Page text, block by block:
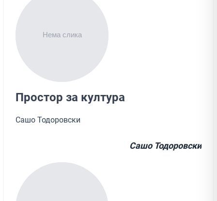
Простор за култура
Сашо Тодоровски
Сашо Тодоровски